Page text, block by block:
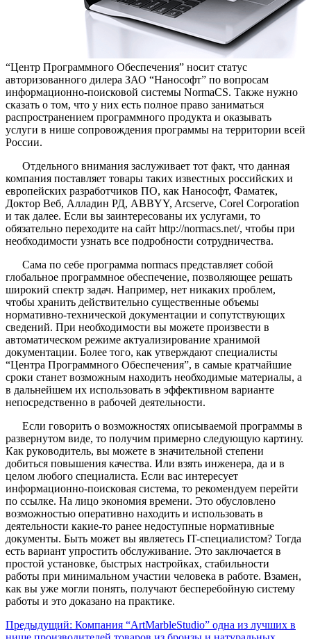
“Центр Программного Обеспечения” носит статус
авторизованного дилера ЗАО “Нанософт” по вопросам
информационно-поисковой системы NormaCS. Также нужно
сказать о том, что у них есть полное право заниматься
распространением программного продукта и оказывать
услуги в нише сопровождения программы на территории всей
России.
Отдельного внимания заслуживает тот факт, что данная
компания поставляет товары таких известных российских и
европейских разработчиков ПО, как Нанософт, Фаматек,
Доктор Веб, Алладин РД, ABBYY, Arcserve, Corel Corporation
и так далее. Если вы заинтересованы их услугами, то
обязательно переходите на сайт http://normacs.net/, чтобы при
необходимости узнать все подробности сотрудничества.
Сама по себе программа normacs представляет собой
глобальное программное обеспечение, позволяющее решать
широкий спектр задач. Например, нет никаких проблем,
чтобы хранить действительно существенные объемы
нормативно-технической документации и сопутствующих
сведений. При необходимости вы можете произвести в
автоматическом режиме актуализирование хранимой
документации. Более того, как утверждают специалисты
“Центра Программного Обеспечения”, в самые кратчайшие
сроки станет возможным находить необходимые материалы, а
в дальнейшем их использовать в эффективном варианте
непосредственно в рабочей деятельности.
Если говорить о возможностях описываемой программы в
развернутом виде, то получим примерно следующую картину.
Как руководитель, вы можете в значительной степени
добиться повышения качества. Или взять инженера, да и в
целом любого специалиста. Если вас интересует
информационно-поисковая система, то рекомендуем перейти
по ссылке. На лицо экономия времени. Это обусловлено
возможностью оперативно находить и использовать в
деятельности какие-то ранее недоступные нормативные
документы. Быть может вы являетесь IT-специалистом? Тогда
есть вариант упростить обслуживание. Это заключается в
простой установке, быстрых настройках, стабильности
работы при минимальном участии человека в работе. Взамен,
как вы уже могли понять, получают бесперебойную систему
работы и это доказано на практике.
Предыдущий: Компания “ArtMarbleStudio” одна из лучших в